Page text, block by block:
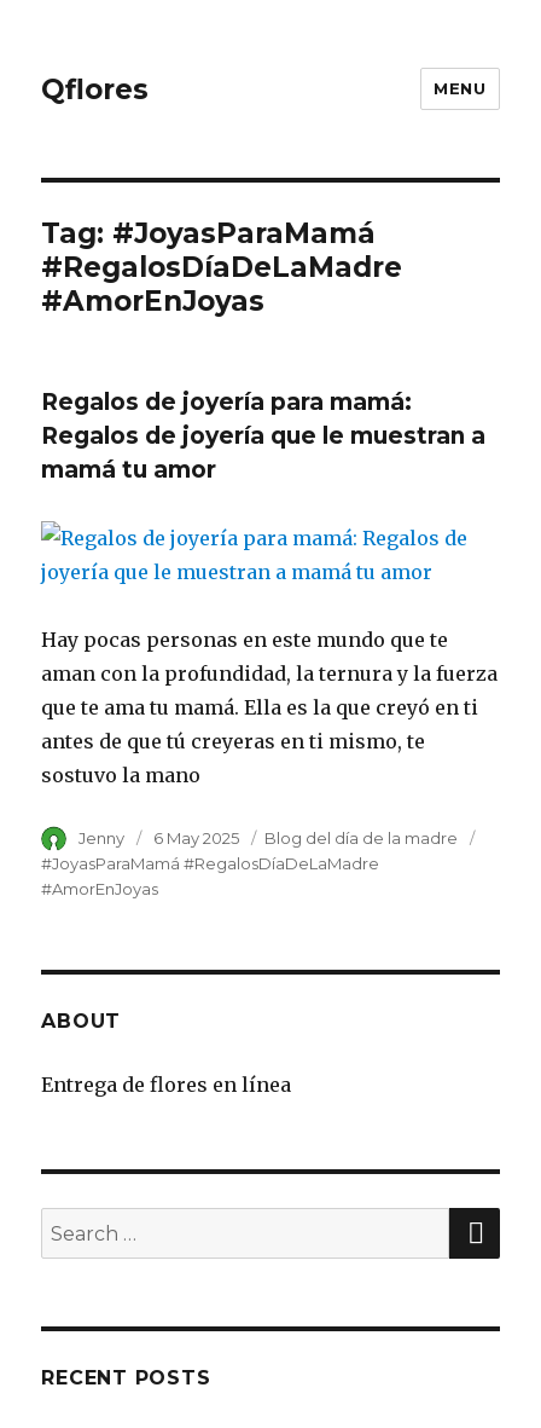
Qflores MENU
Tag: #JoyasParaMamá
#RegalosDíaDeLaMadre
#AmorEnJoyas
Regalos de joyería para mamá:
Regalos de joyería que le muestran a
mamá tu amor
Hay pocas personas en este mundo que te
aman con la profundidad, la ternura y la fuerza
que te ama tu mamá. Ella es la que creyó en ti
antes de que tú creyeras en ti mismo, te
sostuvo la mano
Author
Jenny
Posted
on
6 May 2025 Category
Blog del día de la madre
#JoyasParaMamá #RegalosDíaDeLaMadre
#AmorEnJoyas
ABOUT
Entrega de flores en línea
Search
for:
RECENT POSTS